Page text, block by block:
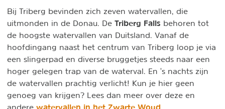
Bij Triberg bevinden zich zeven watervallen, die
uitmonden in de Donau. De Triberg Falls behoren tot
de hoogste watervallen van Duitsland. Vanaf de
hoofdingang naast het centrum van Triberg loop je via
een slingerpad en diverse bruggetjes steeds naar een
hoger gelegen trap van de waterval. En 's nachts zijn
de watervallen prachtig verlicht! Kun je hier geen
genoeg van krijgen? Lees dan meer over deze en
andere watervallen in het Zwarte Woud